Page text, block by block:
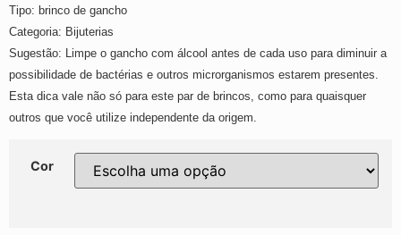
Tipo: brinco de gancho
Categoria: Bijuterias
Sugestão: Limpe o gancho com álcool antes de cada uso para diminuir a
possibilidade de bactérias e outros microrganismos estarem presentes.
Esta dica vale não só para este par de brincos, como para quaisquer
outros que você utilize independente da origem.
Cor